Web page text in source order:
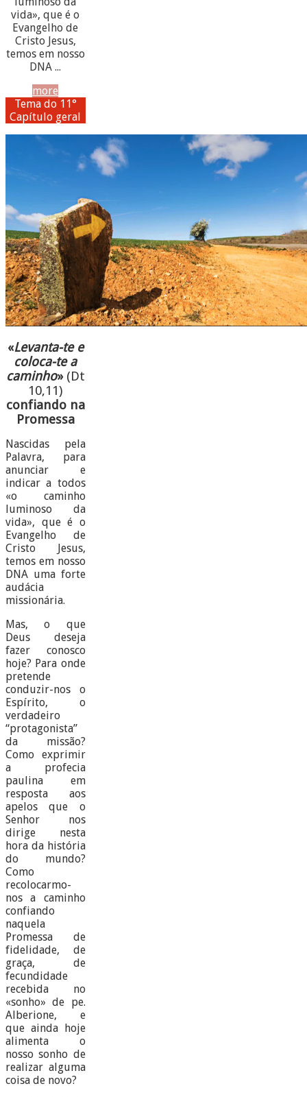
vida», que é o
Evangelho de
Cristo Jesus,
temos em nosso
DNA ...
more
Tema do 11°
Capítulo geral
«Levanta-te e
coloca-te a
caminho»(Dt
10,11)
confiando na
Promessa
Nascidas pela
Palavra, para
anunciar e
indicar a todos
«o caminho
luminoso da
vida», que é o
Evangelho de
Cristo Jesus,
temos em nosso
DNA uma forte
audácia
missionária.
Mas, o que
Deus deseja
fazer conosco
hoje? Para onde
pretende
conduzir-nos o
Espírito, o
verdadeiro
“protagonista”
da missão?
Como exprimir
a profecia
paulina em
resposta aos
apelos que o
Senhor nos
dirige nesta
hora da história
do mundo?
Como
recolocarmo-
nos a caminho
confiando
naquela
Promessa de
fidelidade, de
graça, de
fecundidade
recebida no
«sonho» de pe.
Alberione, e
que ainda hoje
alimenta o
nosso sonho de
realizar alguma
coisa de novo?